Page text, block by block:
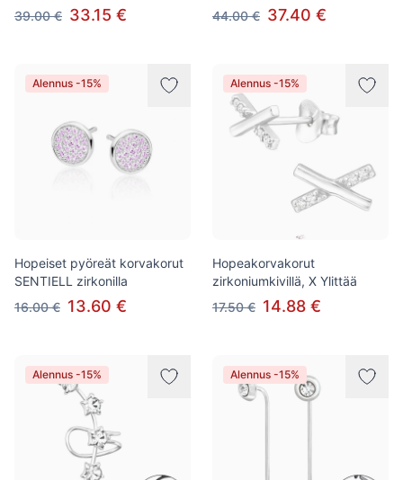
39.00 € 33.15 €
44.00 € 37.40 €
Alennus -15%
Hopeiset pyöreät korvakorut
SENTIELL zirkonilla
16.00 € 13.60 €
Alennus -15%
Hopeakorvakorut
zirkoniumkivillä, X Ylittää
17.50 € 14.88 €
Alennus -15% Alennus -15%